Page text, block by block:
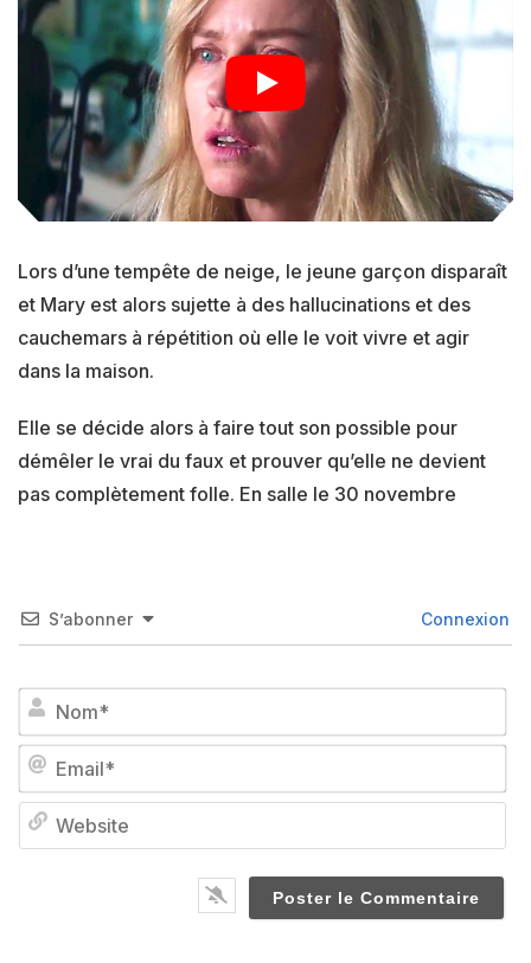
Lors d’une tempête de neige, le jeune garçon disparaît
et Mary est alors sujette à des hallucinations et des
cauchemars à répétition où elle le voit vivre et agir
dans la maison.
Elle se décide alors à faire tout son possible pour
démêler le vrai du faux et prouver qu’elle ne devient
pas complètement folle. En salle le 30 novembre
S’abonner Connexion